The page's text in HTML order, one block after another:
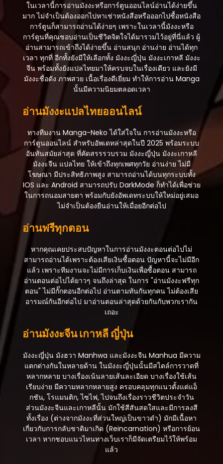
ในเวลานี้การอ่านมังงะหรือการ์ตูนออนไลน์อ่านได้ง่ายขึ้น
มาก ไม่จำเป็นต้องออกไปหาเช่าหนังสือหรือออกไปซื้อหนังสือ
การ์ตูนก็สามารถอ่านได้ง่ายๆ เพราะในเวลานี้มังงะหรือ
การ์ตูนที่คุณชอบอ่านเป็นชีวิตจิตใจได้มารวมไว้อยู่ที่นี่แล้ว ผู้
อ่านสามารถเข้าถึงได้ง่ายขึ้น อ่านสนุก อ่านง่าย อ่านได้ทุก
เวลา ทุกที่ อีกทั้งยังมีให้เลือกทั้ง มังงะญี่ปุ่น มังงะเกาหลี มังงะ
จีน พร้อมทั้งยังแปลไทยมาให้ครบจบในเรื่องเดียว และยังมี
มังงะชื่อดัง ภาพสวย เนื้อเรื่องดีเยี่ยม ทำให้การอ่าน Manga
นั้นมีความนิยมตลอดเวลา
อ่านมังงะแปลไทยออนไลน์
ทางทีมงาน Manga-Neko ได้ใส่ใจใน การอ่านมังงะหรือ
การ์ตูนออนไลน์ สำหรับอัพเดทล่าสุดในปี 2025 พร้อมระบบ
อันทันสมัยล่าสุด ที่คัดสรรรวบรวม มังงะญี่ปุ่น มังงะเกาหลี
มังงะจีน แปลไทย ให้เข้าถึงทุกเพศทุกวัย อ่านง่าย ไม่มี
โฆษณา มีประสิทธิภาพสูง สามารถอ่านได้บนทุกระบบทั้ง
IOS และ Android สามารถปรับ DarkMode ก็ทำได้เพื่อช่วย
ในการถนอมสายตา พร้อมกับยังอัพเดทระบบให้ใหม่อยู่เสมอ
ไม่จำเป็นต้องยืนอ่านให้เมื่อยอีกต่อไป
อ่านฟรีทุกตอน
หากคุณเคยประสบปัญหาในการอ่านมังงะตอนต่อไปไม่
สามารถอ่านได้เพราะต้องเสียเงินซื้อตอน ปัญหานี้จะไม่มีอีก
แล้ว เพราะทีมงานจะไม่มีการเก็บเงินเพื่อซื้อตอน สามารถ
อ่านตอนต่อไปได้ยาวๆ จนถึงล่าสุด ในการ "อ่านมังงะฟรีทุก
ตอน" ไม่มีกั๊กตอนอีกต่อไป อ่านตามทันกันทุกคน ไม่ต้องเสีย
อารมณ์กันอีกต่อไป มาอ่านตอนล่าสุดด้วยกันกับพวกเรากัน
เถอะ
อ่านมังงะจีน เกาหลี ญี่ปุ่น
มังงะญี่ปุ่น มังฮวา Manhwa และมังงะจีน Manhua มีความ
แตกต่างกันในหลายด้าน ในมังงะญี่ปุ่นนั้นมีสไตล์การวาดที่
หลากหลาย บางเรื่องเน้นลายเส้นละเอียด บางเรื่องใช้เส้น
เรียบง่าย มีความหลากหลายสูง ครอบคลุมทุกแนวตั้งแต่แอ็
กชัน, โรแมนติก, ไซไฟ, ไปจนถึงเรื่องราวชีวิตประจำวัน
ส่วนมังงะจีนและเกาหลีนั้น มักใช้สีสันสดใสและมีการลงสี
ทั้งเรื่อง (ต่างจากมังงะที่ส่วนใหญ่เป็นขาวดำ) มักมีเนื้อหา
เกี่ยวกับการกลับชาติมาเกิด (Reincarnation) หรือการย้อน
เวลา หากชอบแนวไหนทางเว็บเราก็มีจัดเตรียมไว้ให้พร้อม
แล้ว